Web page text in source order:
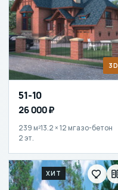
3D
51-10
26 000 ₽
239 м²13.2 × 12 мгазо-бетон
2 эт.
ХИТ